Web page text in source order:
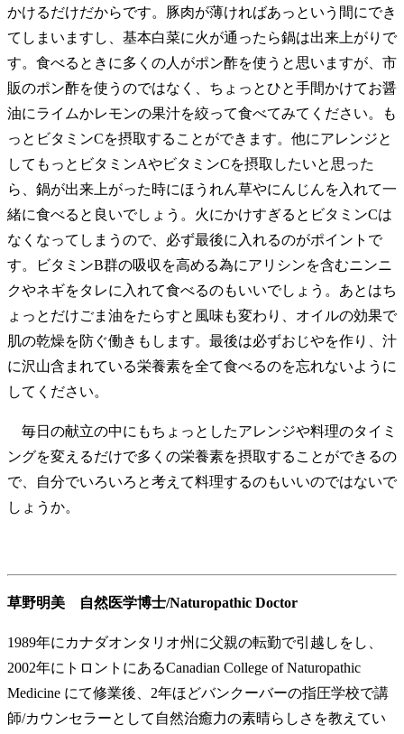
かけるだけだからです。豚肉が薄ければあっという間にでき
てしまいますし、基本白菜に火が通ったら鍋は出来上がりで
す。食べるときに多くの人がポン酢を使うと思いますが、市
販のポン酢を使うのではなく、ちょっとひと手間かけてお醤
油にライムかレモンの果汁を絞って食べてみてください。も
っとビタミンCを摂取することができます。他にアレンジと
してもっとビタミンAやビタミンCを摂取したいと思った
ら、鍋が出来上がった時にほうれん草やにんじんを入れて一
緒に食べると良いでしょう。火にかけすぎるとビタミンCは
なくなってしまうので、必ず最後に入れるのがポイントで
す。ビタミンB群の吸収を高める為にアリシンを含むニンニ
クやネギをタレに入れて食べるのもいいでしょう。あとはち
ょっとだけごま油をたらすと風味も変わり、オイルの効果で
肌の乾燥を防ぐ働きもします。最後は必ずおじやを作り、汁
に沢山含まれている栄養素を全て食べるのを忘れないように
してください。
毎日の献立の中にもちょっとしたアレンジや料理のタイミ
ングを変えるだけで多くの栄養素を摂取することができるの
で、自分でいろいろと考えて料理するのもいいのではないで
しょうか。
草野明美 自然医学博士/Naturopathic Doctor
1989年にカナダオンタリオ州に父親の転勤で引越しをし、
2002年にトロントにあるCanadian College of Naturopathic
Medicine にて修業後、2年ほどバンクーバーの指圧学校で講
師/カウンセラーとして自然治癒力の素晴らしさを教えてい